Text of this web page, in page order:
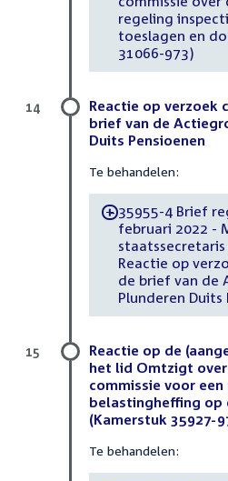
regeling
toeslagen en
31066-973)
Reactie op verzoek
brief van de
Duits Pensioenen
Te behandelen:
-35955-4 Brief
februari 2022 -
staatssecretaris
Reactie op
de brief van de
Plunderen Duits
14
Reactie op de
het lid Omtzigt
commissie voor
belastingheffing op
(Kamerstuk 35927-
Te behandelen:
15